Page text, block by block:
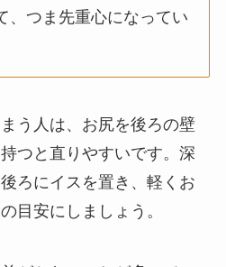
、つま先重心になってい
う人は、お尻を後ろの壁
つと直りやすいです。深
ろにイスを置き、軽くお
目安にしましょう。